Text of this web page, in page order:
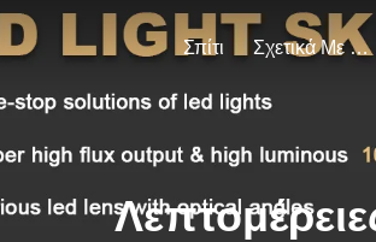
Σπίτι Σχετικά Με Εμάς